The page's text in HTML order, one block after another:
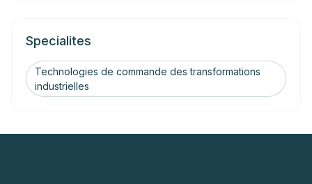
Specialites
Technologies de commande des transformations
industrielles